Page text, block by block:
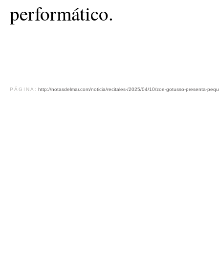
performático.
PÁGINA: http://notasdelmar.com/noticia/recitales-/2025/04/10/zoe-gotusso-presenta-